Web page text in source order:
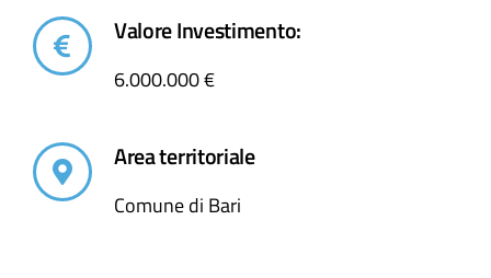
Valore Investimento:
6.000.000 €
Area territoriale
Comune di Bari